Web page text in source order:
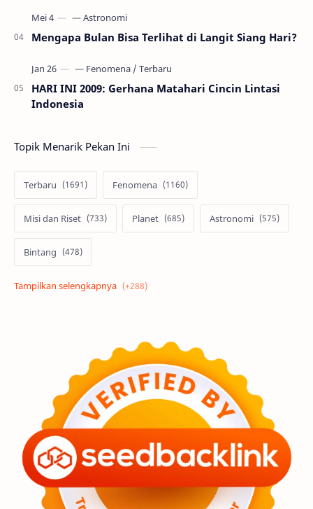
Mengapa Bulan Bisa Terlihat di Langit Siang Hari?
HARI INI 2009: Gerhana Matahari Cincin Lintasi
Indonesia
Topik Menarik Pekan Ini
Terbaru Fenomena
Misi dan Riset Planet Astronomi
Bintang
Alam semesta Galaksi
Tata Surya Hype
Asteroid Observasi
Premium Komet Bulan
Penelitian Serba-serbi Satelit
Luar Angkasa Video Aurora